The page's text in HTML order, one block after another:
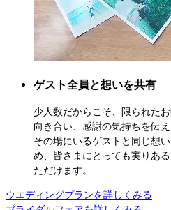
ゲスト全員と想いを共有
少人数だからこそ、限られた
向き合い、感謝の気持ちを伝え
その場にいるゲストと同じ想
め、皆さまにとっても実りあ
ただけます。
ウエディングプランを詳しくみる